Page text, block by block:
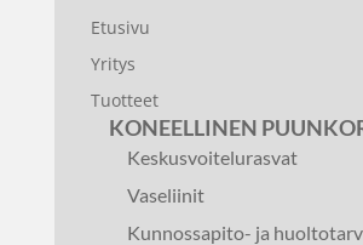
Etusivu
Yritys
Tuotteet
KONEELLINEN
Keskusvoitelurasvat
Vaseliinit
Kunnossapito- ja